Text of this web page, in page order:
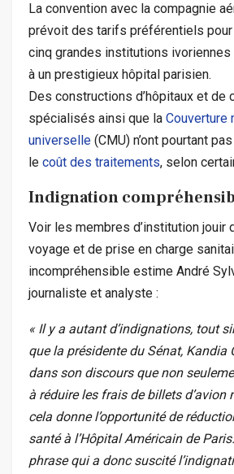
La convention avec la compagnie
prévoit des tarifs préférentiels
cinq grandes institutions ivoriennes
à un prestigieux hôpital parisien.
Des constructions d’hôpitaux et de
spécialisés ainsi que la Couverture
universelle (CMU) n’ont pourtant
le coût des traitements, selon
Indignation
Voir les membres d’institution jouir
voyage et de prise en charge
incompréhensible estime André
journaliste et analyste :
« Il y a autant d’indignations, tout
que la présidente du Sénat, Kandia
dans son discours que non
à réduire les frais de billets d’avion
cela donne l’opportunité de
santé à l’Hôpital Américain de
phrase qui a donc suscité